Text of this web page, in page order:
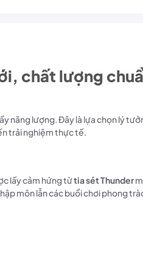
chất lượng
năng lượng. Đây là lựa chọn lý
trải nghiệm thực tế.
lấy cảm hứng từtia sét Thunder
môn lẫn các buổi chơi phong